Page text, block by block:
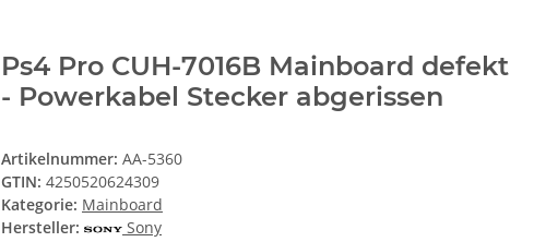
Ps4 Pro CUH-7016B Mainboard defekt
- Powerkabel Stecker abgerissen
Artikelnummer: AA-5360
GTIN: 4250520624309
Kategorie: Mainboard
Hersteller:
Sony